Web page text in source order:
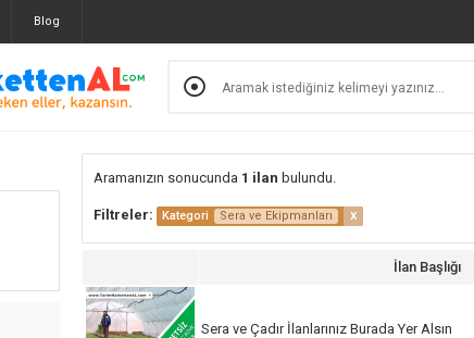
Blog
Aramanızın sonucunda 1 ilan bulundu.
Filtreler: Kategori Sera ve Ekipmanları x
İlan Başlığı
Sera ve Çadır İlanlarınız Burada Yer Alsın